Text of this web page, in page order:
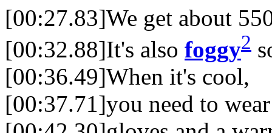
[00:27.83]We get about
[00:32.88]It's also foggy2
[00:36.49]When it's cool,
[00:37.71]you need to